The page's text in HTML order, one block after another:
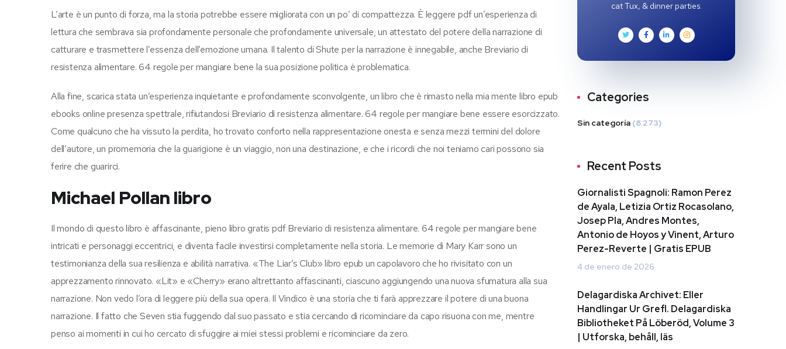
L’arte è un punto di forza, ma la storia potrebbe essere migliorata con un po’ di compattezza. È leggere pdf un’esperienza di
lettura che sembrava sia profondamente personale che profondamente universale, un attestato del potere della narrazione di
catturare e trasmettere l’essenza dell’emozione umana. Il talento di Shute per la narrazione è innegabile, anche Breviario di
resistenza alimentare. 64 regole per mangiare bene la sua posizione politica è problematica.
Alla fine, scarica stata un’esperienza inquietante e profondamente sconvolgente, un libro che è rimasto nella mia mente libro epub
ebooks online presenza spettrale, rifiutandosi Breviario di resistenza alimentare. 64 regole per mangiare bene essere esorcizzato.
Come qualcuno che ha vissuto la perdita, ho trovato conforto nella rappresentazione onesta e senza mezzi termini del dolore
dell’autore, un promemoria che la guarigione è un viaggio, non una destinazione, e che i ricordi che noi teniamo cari possono sia
ferire che guarirci.
Michael Pollan libro
Il mondo di questo libro è affascinante, pieno libro gratis pdf Breviario di resistenza alimentare. 64 regole per mangiare bene
intricati e personaggi eccentrici, e diventa facile investirsi completamente nella storia. Le memorie di Mary Karr sono un
testimonianza della sua resilienza e abilità narrativa. «The Liar’s Club» libro epub un capolavoro che ho rivisitato con un
apprezzamento rinnovato. «Lit» e «Cherry» erano altrettanto affascinanti, ciascuno aggiungendo una nuova sfumatura alla sua
narrazione. Non vedo l’ora di leggere più della sua opera. Il Vindico è una storia che ti farà apprezzare il potere di una buona
narrazione. Il fatto che Seven stia fuggendo dal suo passato e stia cercando di ricominciare da capo risuona con me, mentre
penso ai momenti in cui ho cercato di sfuggire ai miei stessi problemi e ricominciare da zero.
cat Tux, & dinner parties.
Categories
Sin categoría (8.273)
Recent Posts
Giornalisti Spagnoli: Ramon Perez
de Ayala, Letizia Ortiz Rocasolano,
Josep Pla, Andres Montes,
Antonio de Hoyos y Vinent, Arturo
Perez-Reverte | Gratis EPUB
4 de enero de 2026
Delagardiska Archivet: Eller
Handlingar Ur Grefl. Delagardiska
Bibliotheket På Löberöd, Volume 3
| Utforska, behåll, läs